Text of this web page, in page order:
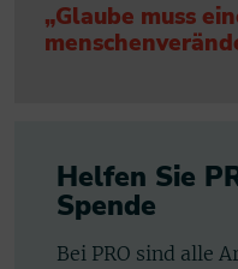
„Glaube muss
Helfen Sie
Spende
Bei PRO sind alle